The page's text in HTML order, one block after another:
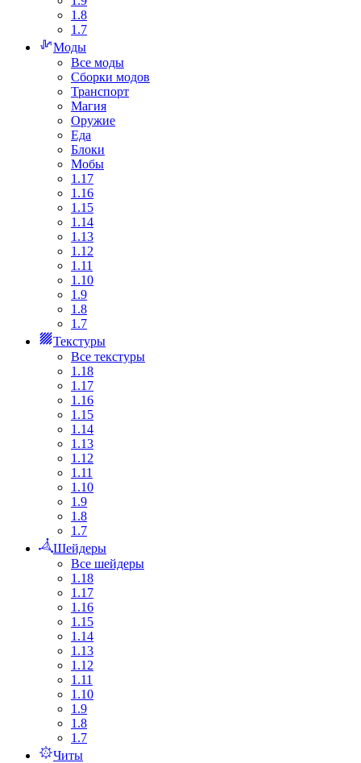
1.8
1.7
Моды
Все моды
Сборки модов
Транспорт
Магия
Оружие
Еда
Блоки
Мобы
1.17
1.16
1.15
1.14
1.13
1.12
1.11
1.10
1.9
1.8
1.7
Текстуры
Все текстуры
1.18
1.17
1.16
1.15
1.14
1.13
1.12
1.11
1.10
1.9
1.8
1.7
Шейдеры
Все шейдеры
1.18
1.17
1.16
1.15
1.14
1.13
1.12
1.11
1.10
1.9
1.8
1.7
Читы